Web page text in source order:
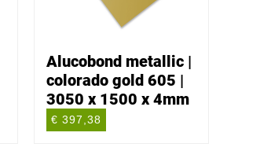
Alucobond metallic |
colorado gold 605 |
3050 x 1500 x 4mm
€ 397,38